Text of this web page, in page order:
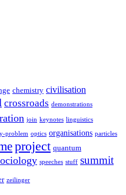
chemistry civilisation
crossroads demonstrations
join keynotes linguistics
problem optics organisations particles
project quantum
speeches stuff summit
zeilinger